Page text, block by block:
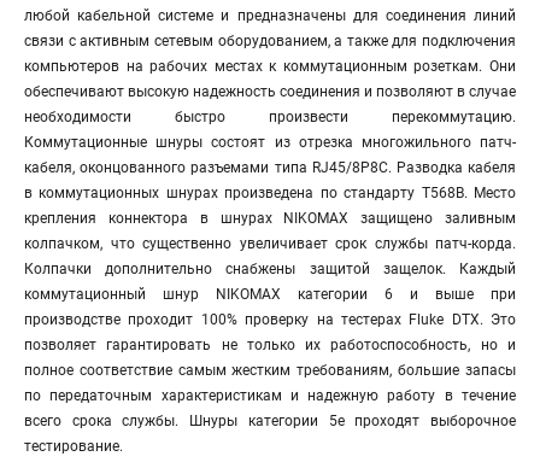
любой кабельной системе и предназначены для соединения линий
связи с активным сетевым оборудованием, а также для подключения
компьютеров на рабочих местах к коммутационным розеткам. Они
обеспечивают высокую надежность соединения и позволяют в случае
необходимости быстро произвести перекоммутацию.
Коммутационные шнуры состоят из отрезка многожильного патч-
кабеля, оконцованного разъемами типа RJ45/8P8C. Разводка кабеля
в коммутационных шнурах произведена по стандарту T568B. Место
крепления коннектора в шнурах NIKOMAX защищено заливным
колпачком, что существенно увеличивает срок службы патч-корда.
Колпачки дополнительно снабжены защитой защелок. Каждый
коммутационный шнур NIKOMAX категории 6 и выше при
производстве проходит 100% проверку на тестерах Fluke DTX. Это
позволяет гарантировать не только их работоспособность, но и
полное соответствие самым жестким требованиям, большие запасы
по передаточным характеристикам и надежную работу в течение
всего срока службы. Шнуры категории 5е проходят выборочное
тестирование.